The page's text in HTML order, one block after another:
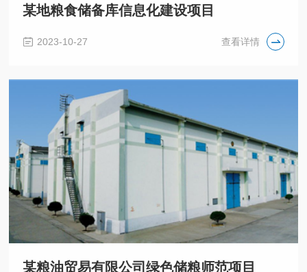
某地粮食储备库信息化建设项目
2023-10-27 查看详情
某粮油贸易有限公司绿色储粮师范项目